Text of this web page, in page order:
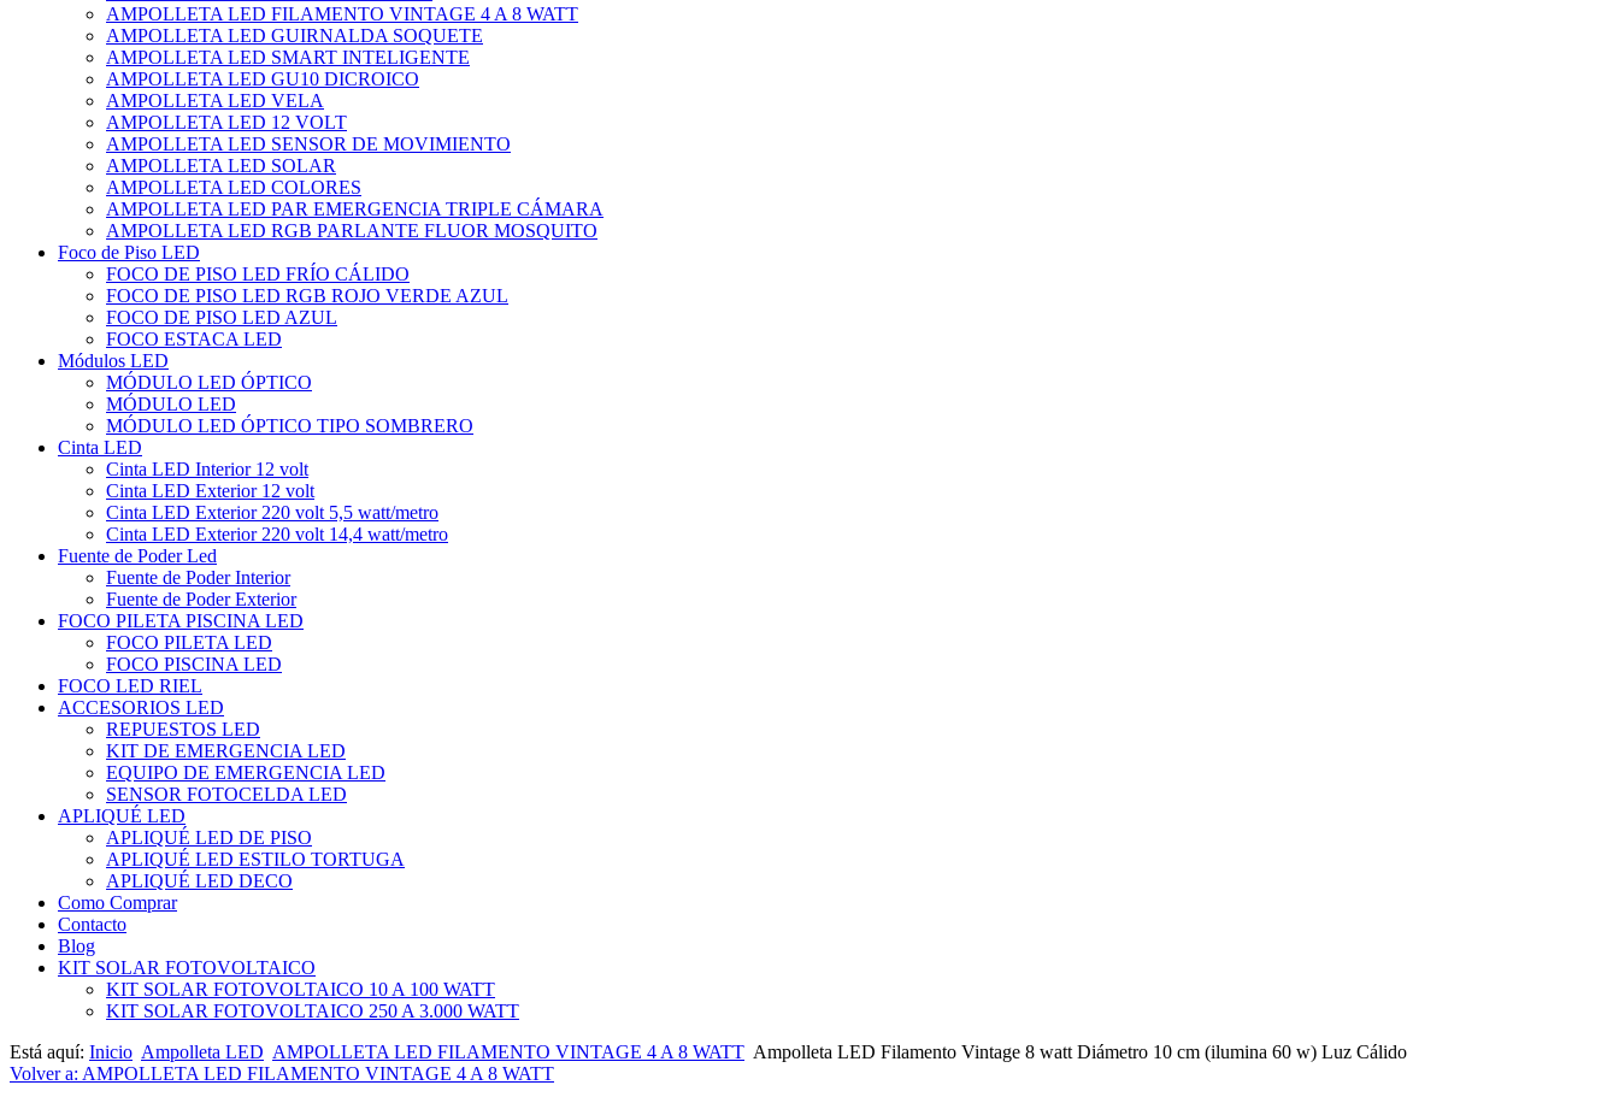
AMPOLLETA LED FILAMENTO VINTAGE 4 A 8 WATT
AMPOLLETA LED GUIRNALDA SOQUETE
AMPOLLETA LED SMART INTELIGENTE
AMPOLLETA LED GU10 DICROICO
AMPOLLETA LED VELA
AMPOLLETA LED 12 VOLT
AMPOLLETA LED SENSOR DE MOVIMIENTO
AMPOLLETA LED SOLAR
AMPOLLETA LED COLORES
AMPOLLETA LED PAR EMERGENCIA TRIPLE CÁMARA
AMPOLLETA LED RGB PARLANTE FLUOR MOSQUITO
Foco de Piso LED
FOCO DE PISO LED FRÍO CÁLIDO
FOCO DE PISO LED RGB ROJO VERDE AZUL
FOCO DE PISO LED AZUL
FOCO ESTACA LED
Módulos LED
MÓDULO LED ÓPTICO
MÓDULO LED
MÓDULO LED ÓPTICO TIPO SOMBRERO
Cinta LED
Cinta LED Interior 12 volt
Cinta LED Exterior 12 volt
Cinta LED Exterior 220 volt 5,5 watt/metro
Cinta LED Exterior 220 volt 14,4 watt/metro
Fuente de Poder Led
Fuente de Poder Interior
Fuente de Poder Exterior
FOCO PILETA PISCINA LED
FOCO PILETA LED
FOCO PISCINA LED
FOCO LED RIEL
ACCESORIOS LED
REPUESTOS LED
KIT DE EMERGENCIA LED
EQUIPO DE EMERGENCIA LED
SENSOR FOTOCELDA LED
APLIQUÉ LED
APLIQUÉ LED DE PISO
APLIQUÉ LED ESTILO TORTUGA
APLIQUÉ LED DECO
Como Comprar
Contacto
Blog
KIT SOLAR FOTOVOLTAICO
KIT SOLAR FOTOVOLTAICO 10 A 100 WATT
KIT SOLAR FOTOVOLTAICO 250 A 3.000 WATT
Está aquí: Inicio Ampolleta LED AMPOLLETA LED FILAMENTO VINTAGE 4 A 8 WATT Ampolleta LED Filamento Vintage 8 watt Diámetro 10 cm (ilumina 60 w) Luz Cálido
Volver a: AMPOLLETA LED FILAMENTO VINTAGE 4 A 8 WATT